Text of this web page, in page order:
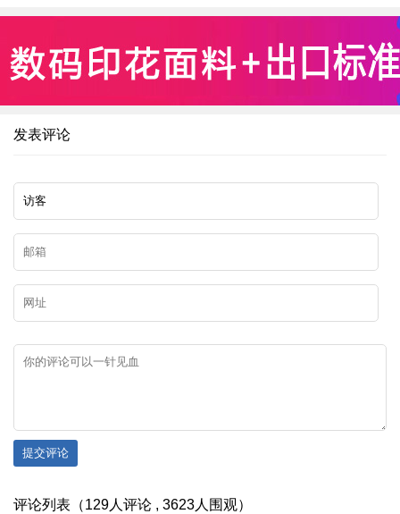
发表评论
提交评论
评论列表（129人评论 , 3623人围观）